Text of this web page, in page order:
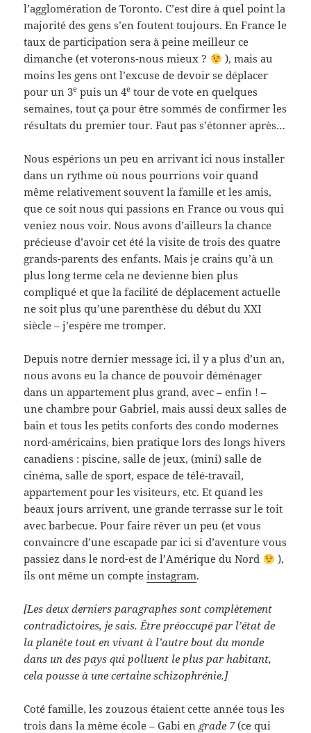
l’agglomération de Toronto. C’est dire à quel point la
majorité des gens s’en foutent toujours. En France le
taux de participation sera à peine meilleur ce
dimanche (et voterons-nous mieux ?
), mais au
moins les gens ont l’excuse de devoir se déplacer
pour un 3e puis un 4e tour de vote en quelques
semaines, tout ça pour être sommés de confirmer les
résultats du premier tour. Faut pas s’étonner après…
Nous espérions un peu en arrivant ici nous installer
dans un rythme où nous pourrions voir quand
même relativement souvent la famille et les amis,
que ce soit nous qui passions en France ou vous qui
veniez nous voir. Nous avons d’ailleurs la chance
précieuse d’avoir cet été la visite de trois des quatre
grands-parents des enfants. Mais je crains qu’à un
plus long terme cela ne devienne bien plus
compliqué et que la facilité de déplacement actuelle
ne soit plus qu’une parenthèse du début du XXI
siècle – j’espère me tromper.
Depuis notre dernier message ici, il y a plus d’un an,
nous avons eu la chance de pouvoir déménager
dans un appartement plus grand, avec – enfin ! –
une chambre pour Gabriel, mais aussi deux salles de
bain et tous les petits conforts des condo modernes
nord-américains, bien pratique lors des longs hivers
canadiens : piscine, salle de jeux, (mini) salle de
cinéma, salle de sport, espace de télé-travail,
appartement pour les visiteurs, etc. Et quand les
beaux jours arrivent, une grande terrasse sur le toit
avec barbecue. Pour faire rêver un peu (et vous
convaincre d’une escapade par ici si d’aventure vous
passiez dans le nord-est de l’Amérique du Nord
),
ils ont même un compteinstagram.
[Les deux derniers paragraphes sont complètement
contradictoires, je sais. Être préoccupé par l’état de
la planète tout en vivant à l’autre bout du monde
dans un des pays qui polluent le plus par habitant,
cela pousse à une certaine schizophrénie.]
Coté famille, les zouzous étaient cette année tous les
trois dans la même école – Gabi en grade 7(ce qui